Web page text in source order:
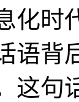
化时
语背
这句